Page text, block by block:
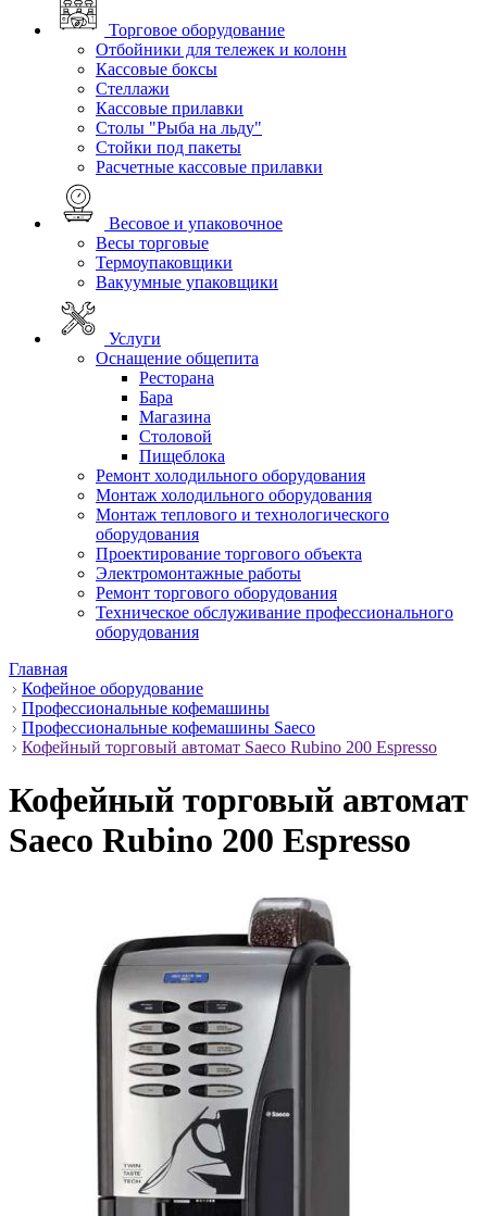
Торговое оборудование
Отбойники для тележек и колонн
Кассовые боксы
Стеллажи
Кассовые прилавки
Столы "Рыба на льду"
Стойки под пакеты
Расчетные кассовые прилавки
Весовое и упаковочное
Весы торговые
Термоупаковщики
Вакуумные упаковщики
Услуги
Оснащение общепита
Ресторана
Бара
Магазина
Столовой
Пищеблока
Ремонт холодильного оборудования
Монтаж холодильного оборудования
Монтаж теплового и технологического
оборудования
Проектирование торгового объекта
Электромонтажные работы
Ремонт торгового оборудования
Техническое обслуживание профессионального
оборудования
Главная
Кофейное оборудование
Профессиональные кофемашины
Профессиональные кофемашины Saeco
Кофейный торговый автомат Saeco Rubino 200 Espresso
Кофейный торговый автомат
Saeco Rubino 200 Espresso